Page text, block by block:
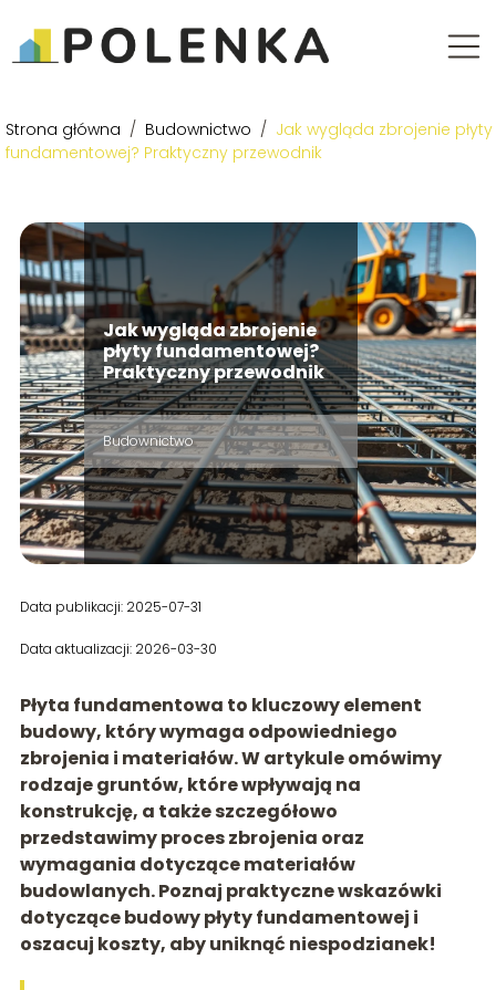
Strona główna / Budownictwo / Jak wygląda zbrojenie płyty
fundamentowej? Praktyczny przewodnik
Jak wygląda zbrojenie
płyty fundamentowej?
Praktyczny przewodnik
Budownictwo
Data publikacji: 2025-07-31
Data aktualizacji: 2026-03-30
Płyta fundamentowa to kluczowy element
budowy, który wymaga odpowiedniego
zbrojenia i materiałów. W artykule omówimy
rodzaje gruntów, które wpływają na
konstrukcję, a także szczegółowo
przedstawimy proces zbrojenia oraz
wymagania dotyczące materiałów
budowlanych. Poznaj praktyczne wskazówki
dotyczące budowy płyty fundamentowej i
oszacuj koszty, aby uniknąć niespodzianek!